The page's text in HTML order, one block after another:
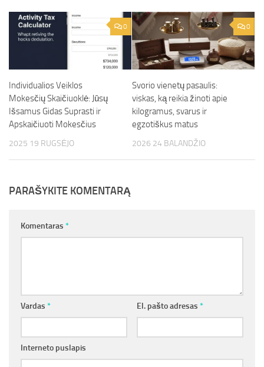
0
Individualios Veiklos
Mokesčių Skaičiuoklė: Jūsų
Išsamus Gidas Suprasti ir
Apskaičiuoti Mokesčius
2025 19 RUGSĖJO
0
Svorio vienetų pasaulis:
viskas, ką reikia žinoti apie
kilogramus, svarus ir
egzotiškus matus
2026 24 BALANDŽIO
PARAŠYKITE KOMENTARĄ
Komentaras *
Vardas * El. pašto adresas *
Interneto puslapis